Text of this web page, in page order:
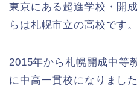
東京にある超進学校・開
らは札幌市立の高校です。
2015年から札幌開成中等
に中高一貫校になりました